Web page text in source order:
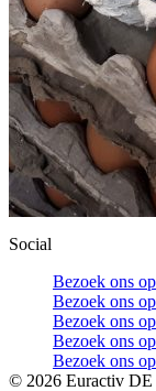
Social
Bezoek ons
Bezoek ons
Bezoek ons
Bezoek ons
Bezoek ons
© 2026 Euractiv DE